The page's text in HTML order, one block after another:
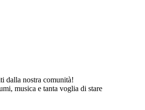
dalla nostra comunità!
musica e tanta voglia di stare